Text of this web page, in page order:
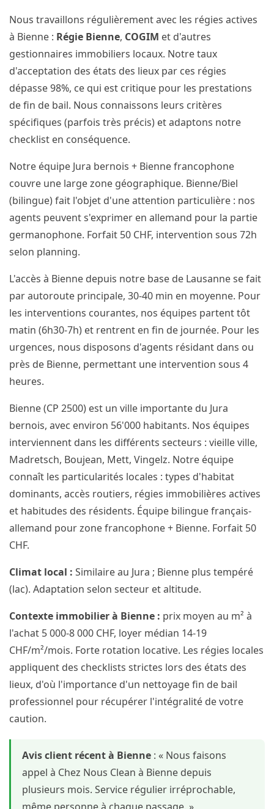
Nous travaillons régulièrement avec les régies actives
à Bienne : Régie Bienne, COGIM et d'autres
gestionnaires immobiliers locaux. Notre taux
d'acceptation des états des lieux par ces régies
dépasse 98%, ce qui est critique pour les prestations
de fin de bail. Nous connaissons leurs critères
spécifiques (parfois très précis) et adaptons notre
checklist en conséquence.
Notre équipe Jura bernois + Bienne francophone
couvre une large zone géographique. Bienne/Biel
(bilingue) fait l'objet d'une attention particulière : nos
agents peuvent s'exprimer en allemand pour la partie
germanophone. Forfait 50 CHF, intervention sous 72h
selon planning.
L'accès à Bienne depuis notre base de Lausanne se fait
par autoroute principale, 30-40 min en moyenne. Pour
les interventions courantes, nos équipes partent tôt
matin (6h30-7h) et rentrent en fin de journée. Pour les
urgences, nous disposons d'agents résidant dans ou
près de Bienne, permettant une intervention sous 4
heures.
Bienne (CP 2500) est un ville importante du Jura
bernois, avec environ 56'000 habitants. Nos équipes
interviennent dans les différents secteurs : vieille ville,
Madretsch, Boujean, Mett, Vingelz. Notre équipe
connaît les particularités locales : types d'habitat
dominants, accès routiers, régies immobilières actives
et habitudes des résidents. Équipe bilingue français-
allemand pour zone francophone + Bienne. Forfait 50
CHF.
Climat local : Similaire au Jura ; Bienne plus tempéré
(lac). Adaptation selon secteur et altitude.
Contexte immobilier à Bienne : prix moyen au m² à
l'achat 5 000-8 000 CHF, loyer médian 14-19
CHF/m²/mois. Forte rotation locative. Les régies locales
appliquent des checklists strictes lors des états des
lieux, d'où l'importance d'un nettoyage fin de bail
professionnel pour récupérer l'intégralité de votre
caution.
Avis client récent à Bienne : « Nous faisons
appel à Chez Nous Clean à Bienne depuis
plusieurs mois. Service régulier irréprochable,